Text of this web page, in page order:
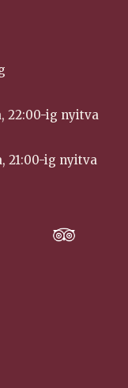
22:00-ig nyitva
21:00-ig nyitva